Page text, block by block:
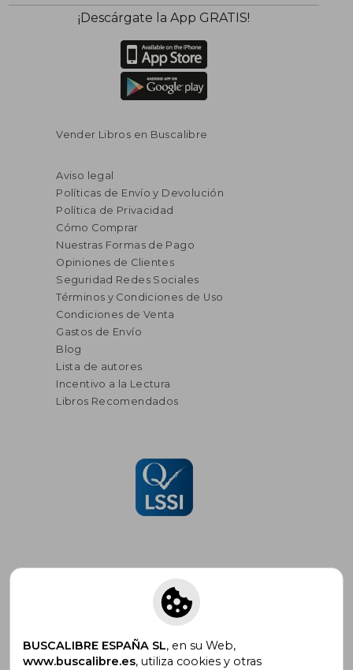
¡Descárgate la App GRATIS!
Vender Libros en Buscalibre
Aviso legal
Políticas de Envío y Devolución
Política de Privacidad
Cómo Comprar
Nuestras Formas de Pago
Opiniones de Clientes
Seguridad Redes Sociales
Términos y Condiciones de Uso
Condiciones de Venta
Gastos de Envío
Blog
Lista de autores
Incentivo a la Lectura
Libros Recomendados
Suscríbete para recibir ofertas y
promociones
BUSCALIBRE ESPAÑA SL, en su Web,
www.buscalibre.es, utiliza cookies y otras